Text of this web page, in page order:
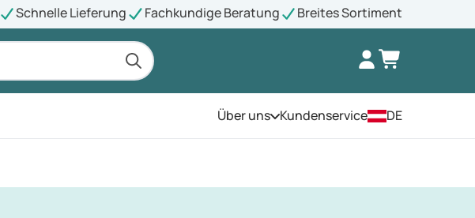
Schnelle Lieferung Fachkundige Beratung Breites Sortiment
Über unsÖffnen Sie das Menü
Kundenservice DE